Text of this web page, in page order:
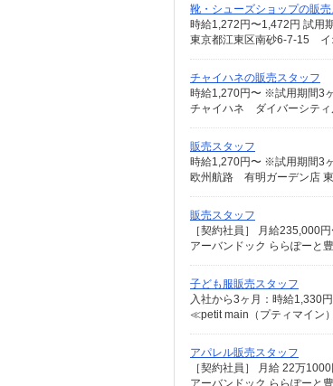
靴・シューズショップの販
東京都江東区南砂6-7-15 イ
チャイハネの販売スタッフ
時給1,270円〜 ※試用期間3ヶ
チャイハネ ダイバーシテ
販売スタッフ
時給1,270円〜 ※試用期間3
欧州航路 有明ガーデン店
販売スタッフ
アーバンドック ららぽーと
子ども服販売スタッフ
≪petit main（プティマイ
アパレル販売スタッフ
アーバンドック ららぽーと